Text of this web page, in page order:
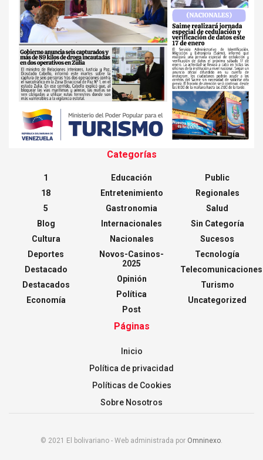
Categorías
1
18
5
Blog
Cultura
Deportes
Destacado
Destacados
Economía
Educación
Entretenimiento
Gastronomia
Internacionales
Nacionales
Novos-Casinos-
2025
Opinión
Política
Post
Public
Regionales
Salud
Sin Categoría
Sucesos
Tecnología
Telecomunicaciones
Turismo
Uncategorized
Páginas
Inicio
Política de privacidad
Políticas de Cookies
Sobre Nosotros
© 2021 El bolivariano - Web administrada por Omninexo